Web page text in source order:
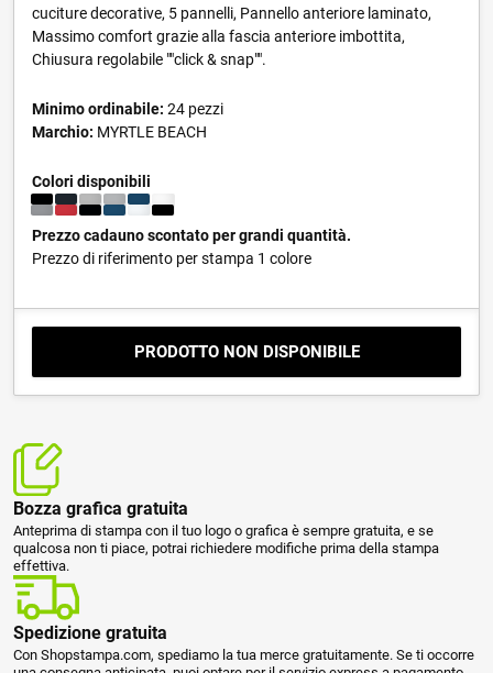
cuciture decorative, 5 pannelli, Pannello anteriore laminato,
Massimo comfort grazie alla fascia anteriore imbottita,
Chiusura regolabile ""click & snap"".
Minimo ordinabile: 24 pezzi
Marchio: MYRTLE BEACH
Colori disponibili
Prezzo cadauno scontato per grandi quantità.
Prezzo di riferimento per stampa 1 colore
PRODOTTO NON DISPONIBILE
Bozza grafica gratuita
Anteprima di stampa con il tuo logo o grafica è sempre gratuita, e se
qualcosa non ti piace, potrai richiedere modifiche prima della stampa
effettiva.
Spedizione gratuita
Con Shopstampa.com, spediamo la tua merce gratuitamente. Se ti occorre